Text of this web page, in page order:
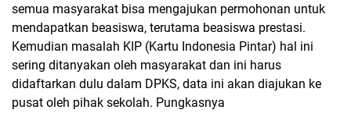
semua masyarakat bisa mengajukan permohonan untuk
mendapatkan beasiswa, terutama beasiswa prestasi.
Kemudian masalah KIP (Kartu Indonesia Pintar) hal ini
sering ditanyakan oleh masyarakat dan ini harus
didaftarkan dulu dalam DPKS, data ini akan diajukan ke
pusat oleh pihak sekolah. Pungkasnya